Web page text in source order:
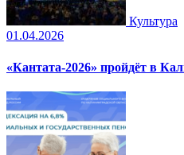
Культура
01.04.2026
«Кантата-2026» пройдёт в